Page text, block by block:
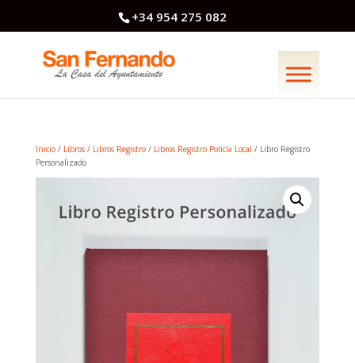
+34 954 275 082
Inicio/ Libros/ Libros Registro/ Libros Registro Policía Local / Libro Registro
Personalizado